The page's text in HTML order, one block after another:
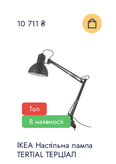
10 711 ₴
Топ
В наявності
ІКЕА Настільна лампа
TERTIAL ТЕРЦІАЛ